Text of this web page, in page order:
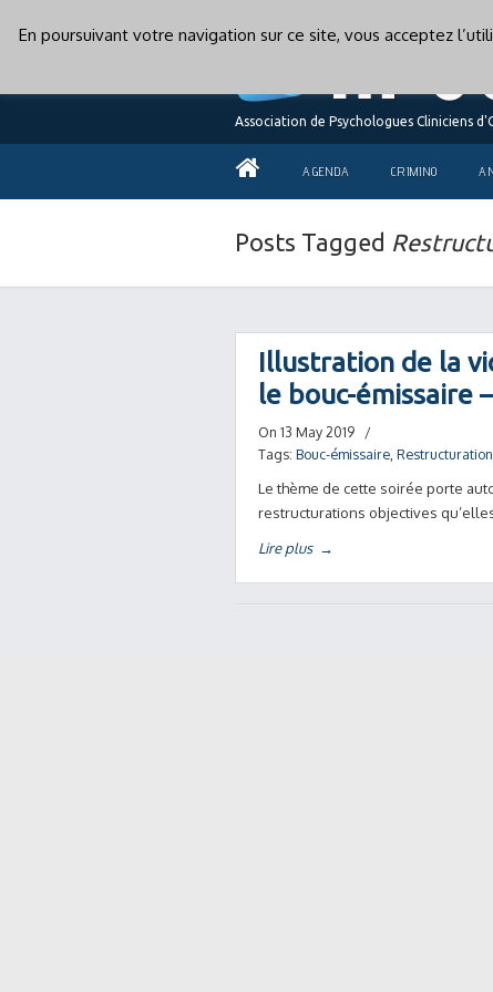
Association de Psychologues Cliniciens
AGENDA CRIMINO
Posts Tagged
Illustration de la
le bouc-émissaire
On 13 May 2019
/
Tags: Bouc-émissaire Restructuration
Le thème de cette soirée porte
restructurations objectives
Lire plus →
En poursuivant votre navigation sur ce site, vous acceptez